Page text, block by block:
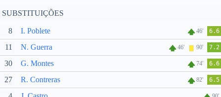
SUBSTITUIÇÕES
8 I. Poblete 46' 6.6
11 N. Guerra 46' 90' 7.2
30 G. Montes 74' 6.6
27 R. Contreras 82' 6.5